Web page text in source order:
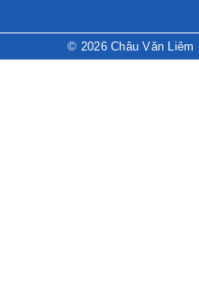
© 2026Châu Văn Liêm